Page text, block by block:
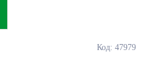
Код: 47979